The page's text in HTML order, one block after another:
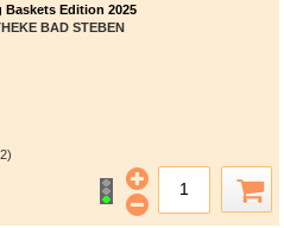
Baskets Edition 2025
BAD STEBEN